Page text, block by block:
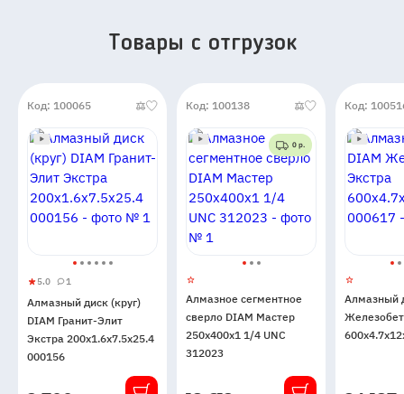
Товары c отгрузок
Код: 100065
Алмазный
диск
(круг)
DIAM
Элит
5.0
5
1 1
Алмазный диск (круг)
DIAM Гранит-Элит
Экстра 200x1.6x7.5x25.4
000156
Код: 100138
0 р.
Алмазное сегментное
сверло DIAM Мастер
250x400x1 1/4 UNC
312023
Код:
Алмазный